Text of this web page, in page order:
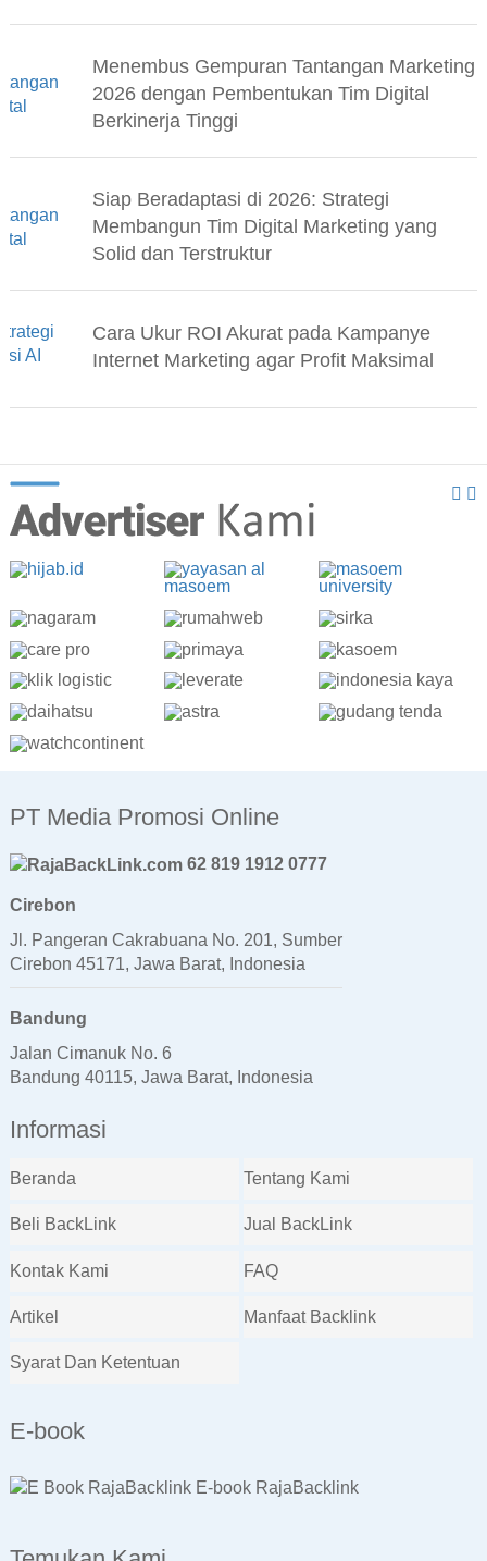
Menembus Gempuran Tantangan Marketing
2026 dengan Pembentukan Tim Digital
Berkinerja Tinggi
Siap Beradaptasi di 2026: Strategi
Membangun Tim Digital Marketing yang
Solid dan Terstruktur
Cara Ukur ROI Akurat pada Kampanye
Internet Marketing agar Profit Maksimal
PT Media Promosi Online
62 819 1912 0777
Cirebon
Jl. Pangeran Cakrabuana No. 201, Sumber
Cirebon 45171, Jawa Barat, Indonesia
Bandung
Jalan Cimanuk No. 6
Bandung 40115, Jawa Barat, Indonesia
Informasi
Beranda Tentang Kami
Beli BackLink Jual BackLink
Kontak Kami FAQ
Artikel Manfaat Backlink
Syarat Dan Ketentuan
E-book
E-book RajaBacklink